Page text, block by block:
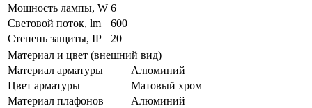
Мощность лампы, W 6
Световой поток, lm
600
Степень защиты, IP
20
Материал и цвет (внешний вид)
Материал арматуры
Алюминий
Цвет арматуры
Матовый хром
Материал плафонов
Алюминий